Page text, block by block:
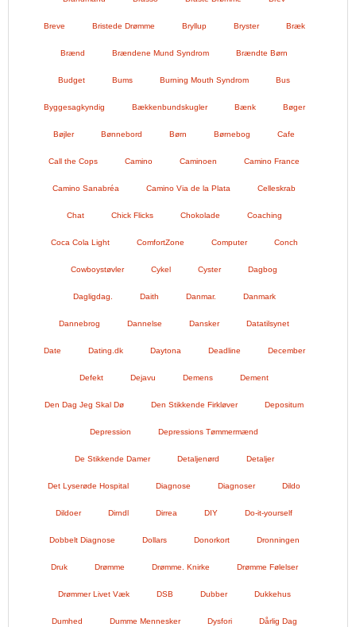
Breve Bristede Drømme Bryllup Bryster Bræk
Brænd Brændene Mund Syndrom Brændte Børn
Budget Bums Burning Mouth Syndrom Bus
Byggesagkyndig Bækkenbundskugler Bænk Bøger
Bøjler Bønnebord Børn Børnebog Cafe
Call the Cops Camino Caminoen Camino France
Camino Sanabréa Camino Via de la Plata Celleskrab
Chat Chick Flicks Chokolade Coaching
Coca Cola Light ComfortZone Computer Conch
Cowboystøvler Cykel Cyster Dagbog
Dagligdag. Daith Danmar. Danmark
Dannebrog Dannelse Dansker Datatilsynet
Date Dating.dk Daytona Deadline December
Defekt Dejavu Demens Dement
Den Dag Jeg Skal Dø Den Stikkende Firkløver Depositum
Depression Depressions Tømmermænd
De Stikkende Damer Detaljenørd Detaljer
Det Lyserøde Hospital Diagnose Diagnoser Dildo
Dildoer Dirndl Dirrea DIY Do-it-yourself
Dobbelt Diagnose Dollars Donorkort Dronningen
Druk Drømme Drømme. Knirke Drømme Følelser
Drømmer Livet Væk DSB Dubber Dukkehus
Dumhed Dumme Mennesker Dysfori Dårlig Dag